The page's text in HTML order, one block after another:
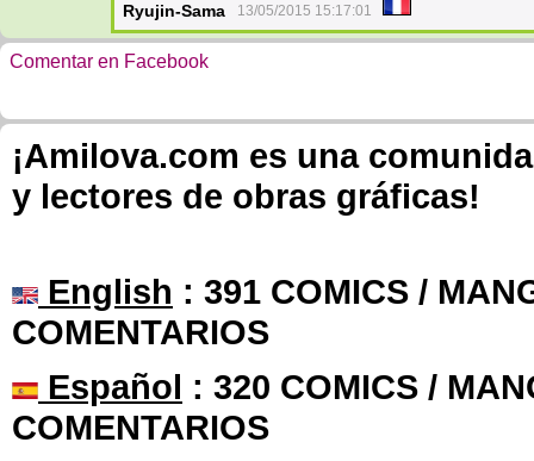
Ryujin-Sama 13/05/2015 15:17:01
Comentar en Facebook
¡Amilova.com es una
y lectores de obras gráficas!
English : 391 COMICS /
COMENTARIOS
Español : 320 COMICS /
COMENTARIOS